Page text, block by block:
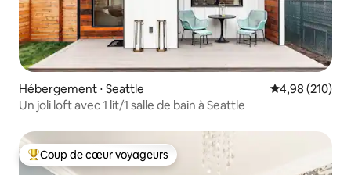
Hébergement ⋅ Seattle Évaluation
4,98 (210)
Un joli loft avec 1 lit/1 salle de bain à Seattle
Coups de cœur voyageurs les plus appréciés
Coup de cœur voyageurs